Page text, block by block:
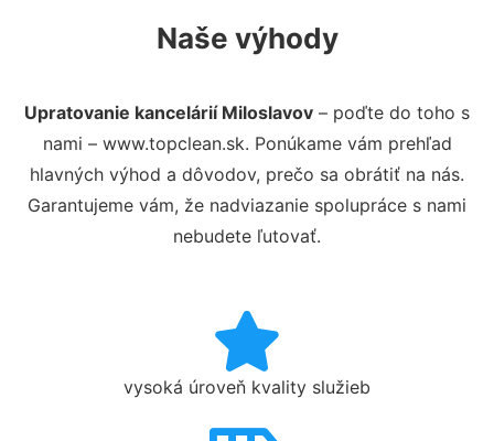
Naše výhody
Upratovanie kancelárií Miloslavov – poďte do toho s
nami – www.topclean.sk. Ponúkame vám prehľad
hlavných výhod a dôvodov, prečo sa obrátiť na nás.
Garantujeme vám, že nadviazanie spolupráce s nami
nebudete ľutovať.
vysoká úroveň kvality služieb